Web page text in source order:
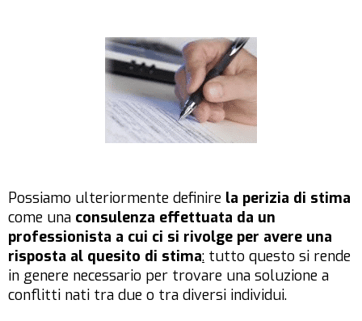
Possiamo ulteriormente definire la perizia di stima
come una consulenza effettuata da un
professionista a cui ci si rivolge per avere una
risposta al quesito di stima: tutto questo si rende
in genere necessario per trovare una soluzione a
conflitti nati tra due o tra diversi individui.